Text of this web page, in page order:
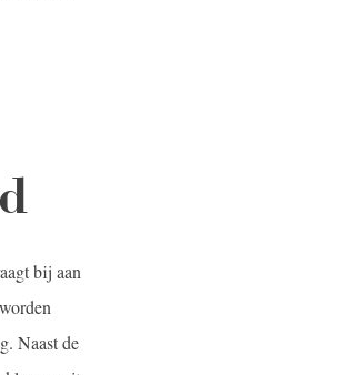
bij aan
Naast de